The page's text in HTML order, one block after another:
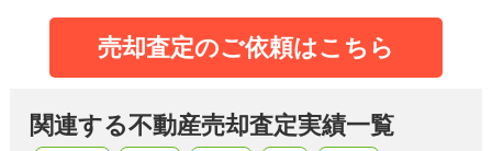
売却査定のご依頼はこちら
関連する不動産売却査定実績一覧